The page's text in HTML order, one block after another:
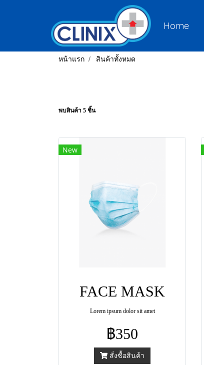
Home
หน้าแรก สินค้าทั้งหมด
พบสินค้า 5 ชิ้น
New
FACE MASK
Lorem ipsum dolor sit amet
฿350
สั่งซื้อสินค้า